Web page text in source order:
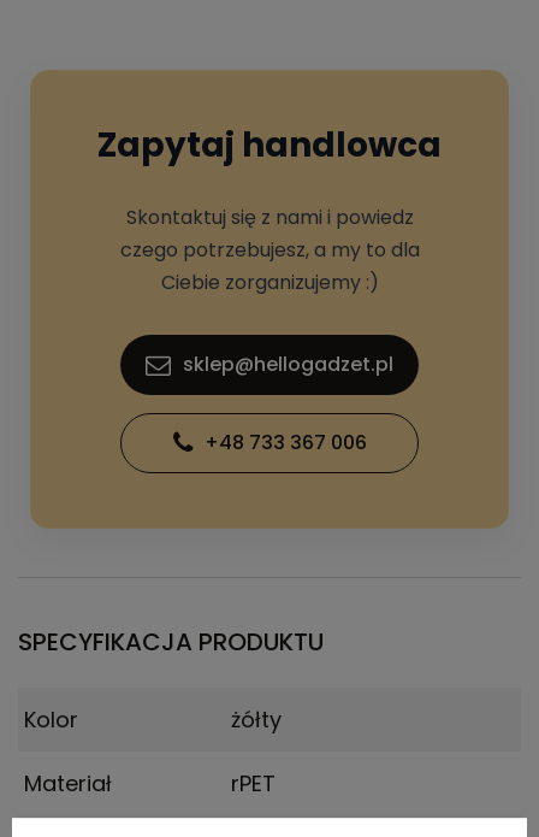
Zapytaj handlowca
Skontaktuj się z nami i powiedz
czego potrzebujesz, a my to dla
Ciebie zorganizujemy :)
sklep@hellogadzet.pl
+48 733 367 006
SPECYFIKACJA PRODUKTU
Kolor żółty
Materiał rPET